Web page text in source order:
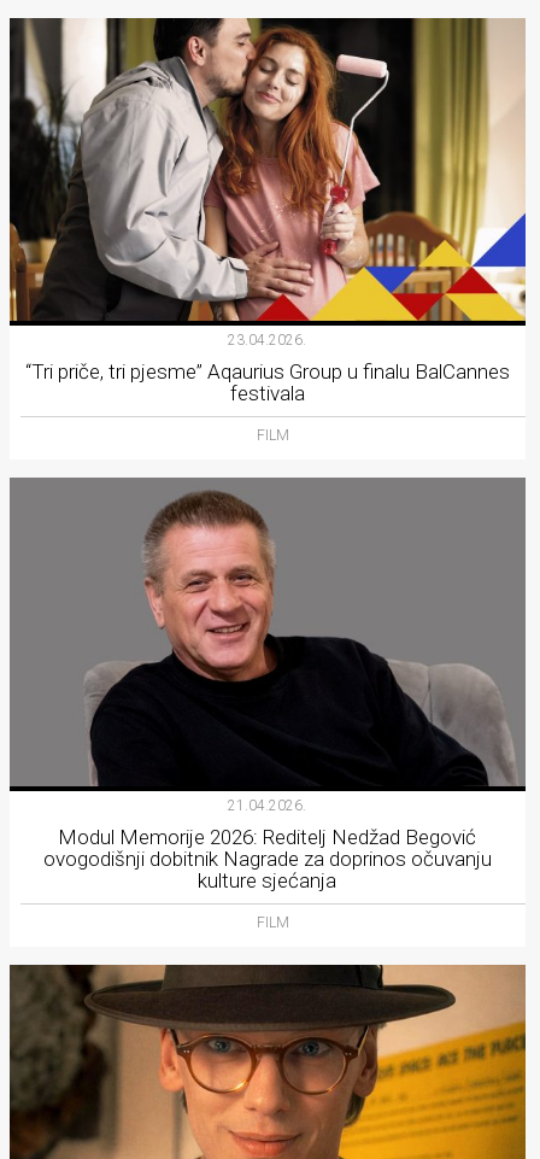
23.04.2026.
“Tri priče, tri pjesme” Aqaurius Group u finalu BalCannes
festivala
FILM
21.04.2026.
Modul Memorije 2026: Reditelj Nedžad Begović
ovogodišnji dobitnik Nagrade za doprinos očuvanju
kulture sjećanja
FILM